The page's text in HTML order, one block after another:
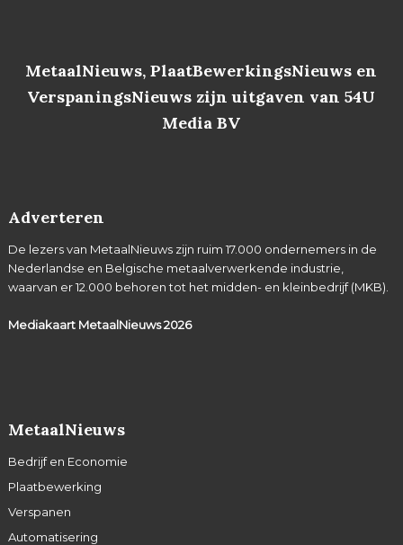
MetaalNieuws, PlaatBewerkingsNieuws en
VerspaningsNieuws zijn uitgaven van 54U
Media BV
Adverteren
De lezers van MetaalNieuws zijn ruim 17.000 ondernemers in de
Nederlandse en Belgische metaalverwerkende industrie,
waarvan er 12.000 behoren tot het midden- en kleinbedrijf (MKB).
Mediakaart MetaalNieuws2026
MetaalNieuws
Bedrijf en Economie
Plaatbewerking
Verspanen
Automatisering